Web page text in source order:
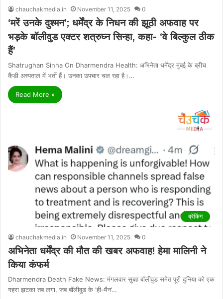
chauchakmedia.in November 11, 2025 0
‘मरें उनके दुश्मन’; धर्मेंद्र के निधन की झूठी अफवाह पर
भड़के बॉलीवुड एक्टर शत्रुघ्न सिन्हा, कहा- ‘वे बिल्कुल ठीक
हैं’
Shatrughan Sinha On Dharmendra Health: अभिनेता धर्मेंद्र मुंबई के ब्रीच
कैंडी अस्पताल में भर्ती हैं। उनका उपचार चल रहा है।…
Read More »
ब्रेकिंग
chauchakmedia.in November 11, 2025 0
अभिनेता धर्मेंद्र की मौत की खबर अफवाह! हेमा मालिनी ने
किया कंफर्म
Dharmendra Death Fake News: मंगलवार सुबह बॉलीवुड समेत पूरी दुनिया को एक
गहरा झटका तब लगा, जब बॉलीवुड के ‘ही-मैन’…